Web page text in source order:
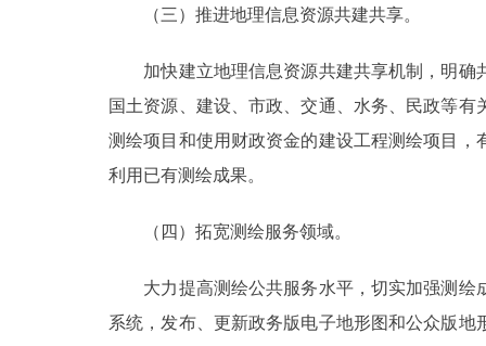
（三）推进地理信息资源共建共享。
加快建立地理信息资源共建共享机制，明确
国土资源、建设、市政、交通、水务、民政等
测绘项目和使用财政资金的建设工程测绘项目
利用已有测绘成果。
（四）拓宽测绘服务领域。
大力提高测绘公共服务水平，切实加强测绘
系统，发布、更新政务版电子地形图和公众版